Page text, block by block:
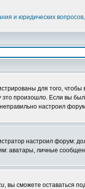
и юридических
для того,
произошло. Если вы
настроил
настроил
личные
, вы сможете оставаться